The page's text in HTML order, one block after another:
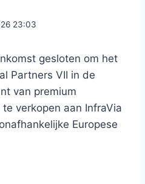
23:03
gesloten om het
Partners VII in de
van premium
verkopen aan InfraVia
Europese